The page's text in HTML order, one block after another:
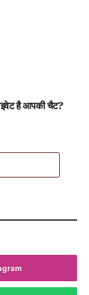
है आपकी चैट?